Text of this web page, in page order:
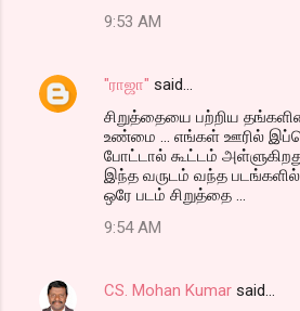
9:53 AM
"ராஜா" said…
சிறுத்தையை பற்றிய
உண்மை ... எங்கள் ஊரில்
போட்டால் கூட்டம்
இந்த வருடம் வந்த
ஒரே படம் சிறுத்தை ...
9:54 AM
CS. Mohan Kumar said…